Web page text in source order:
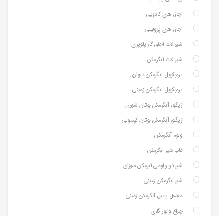
اجاق های کادویی
اجاق های پروفیلی
شیرآلات اجاق گاز پلوپزی
شیرآلات آبگرمکن
ترموکوپل آبگرمکن دیواری
ترموکوپل آبگرمکن زمینی
ژیگلور آبگرمکن بوتان شهری
ژیگلور آبگرمکن بوتان کپسولی
ولوم آبگرمکن
قاب شیر آبگرمکن
شیر دو ولومی آبرمکن سوزان
شیر آبگرمکن زمینی
مشعل پاتیل آبگرمکن زمینی
چراغ والور گازی